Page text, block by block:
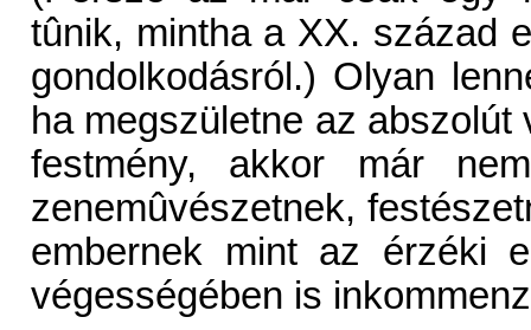
tûnik, mintha a XX. század
gondolkodásról.) Olyan
ha megszületne az
festmény, akkor már
zenemûvészetnek,
embernek mint az érzéki
végességében is